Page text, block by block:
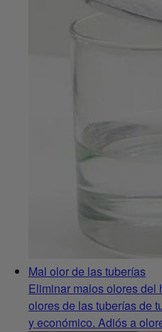
Mal olor de las tuberías
Eliminar malos olores
olores de las tuberías de
y económico. Adiós a